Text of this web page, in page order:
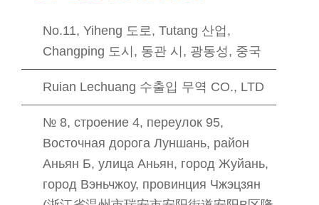
No.11, Yiheng 도로, Tutang 산업,
Changping 도시, 동관 시, 광동성, 중국
Ruian Lechuang 수출입 무역 CO., LTD
№ 8, строение 4, переулок 95,
Восточная дорога Луншань, район
Аньян Б, улица Аньян, город Жуйань,
город Вэньчжоу, провинция Чжэцзян